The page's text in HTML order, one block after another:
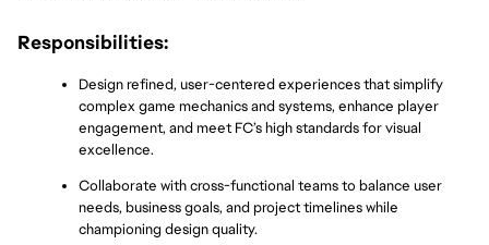
Responsibilities:
Design refined, user-centered experiences that simplify
complex game mechanics and systems, enhance player
engagement, and meet FC’s high standards for visual
excellence.
Collaborate with cross-functional teams to balance user
needs, business goals, and project timelines while
championing design quality.